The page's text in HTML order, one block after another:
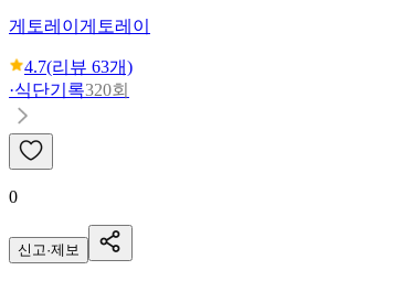
게토레이 게토레이
4.7(리뷰 63개)
·식단기록320회
0
신고·제보